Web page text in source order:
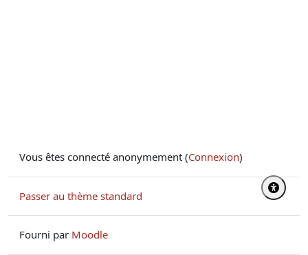
Vous êtes connecté anonymement (Connexion)
Passer au thème standard
Fourni par Moodle